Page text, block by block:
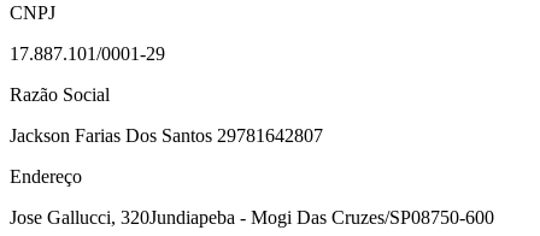
CNPJ
17.887.101/0001-29
Razão Social
Jackson Farias Dos Santos 29781642807
Endereço
Jose Gallucci, 320Jundiapeba - Mogi Das Cruzes/SP08750-600